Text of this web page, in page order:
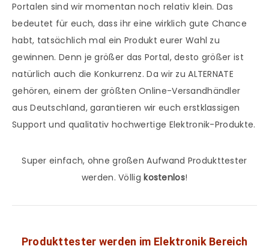
Portalen sind wir momentan noch relativ klein. Das
bedeutet für euch, dass ihr eine wirklich gute Chance
habt, tatsächlich mal ein Produkt eurer Wahl zu
gewinnen. Denn je größer das Portal, desto größer ist
natürlich auch die Konkurrenz. Da wir zu ALTERNATE
gehören, einem der größten Online-Versandhändler
aus Deutschland, garantieren wir euch erstklassigen
Support und qualitativ hochwertige Elektronik-Produkte.
Super einfach, ohne großen Aufwand Produkttester
werden. Völligkostenlos!
Produkttester werden im Elektronik Bereich